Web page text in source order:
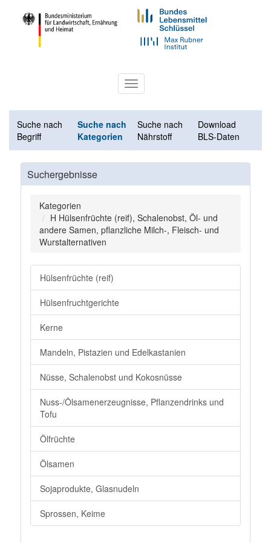
Toggle
navigation
Suche nach
Begriff
Suche nach
Kategorien
Suche nach
Nährstoff
Download
BLS-Daten
Suchergebnisse
Kategorien
H Hülsenfrüchte (reif), Schalenobst, Öl- und
andere Samen, pflanzliche Milch-, Fleisch- und
Wurstalternativen
Hülsenfrüchte (reif)
Hülsenfruchtgerichte
Kerne
Mandeln, Pistazien und Edelkastanien
Nüsse, Schalenobst und Kokosnüsse
Nuss-/Ölsamenerzeugnisse, Pflanzendrinks und
Tofu
Ölfrüchte
Ölsamen
Sojaprodukte, Glasnudeln
Sprossen, Keime